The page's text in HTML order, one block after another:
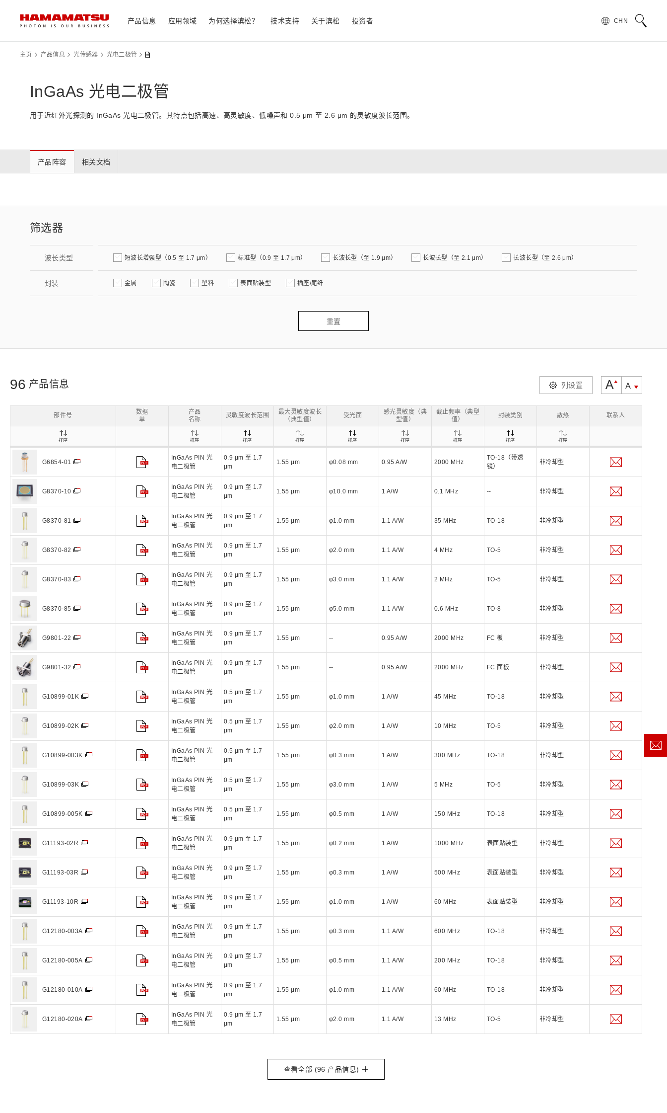
产品信息 应用领域 为何选择滨松？ 技术支持 关于滨松 投资者 CHN
产品信息
光传感器
相机
系统/仪器
生命科学和医疗系统
应用领域
医疗
消费电子产品
技术支持
关于滨松
滨松中国
投资者
致个人投资者
主页 产品信息 光传感器 光电二极管
InGaAs 光电二极管
用于近红外光探测的 InGaAs 光电二极管。其特点包括高速、高灵敏度、低噪声和 0.5 μm 至 2.6 μm 的灵敏度波长范围。
产品阵容 相关文档
筛选器
波长类型 短波长增强型（0.5 至 1.7 μm） 标准型（0.9 至 1.7 μm） 长波长型（至 1.9 μm） 长波长型（至 2.1 μm） 长波长型（至 2.6 μm）
封装 金属 陶瓷 塑料 表面贴装型 插座/尾纤
重置
96 产品信息 列设置
G6854-01
InGaAs PIN 光
电二极管
0.9 μm 至 1.7
μm
1.55 μm φ0.08 mm 0.95 A/W 2000 MHz
TO-18（带透
镜）
非冷却型
G8370-10
InGaAs PIN 光
电二极管
0.9 μm 至 1.7
μm
1.55 μm φ10.0 mm 1 A/W 0.1 MHz -- 非冷却型
G8370-81
InGaAs PIN 光
电二极管
0.9 μm 至 1.7
μm
1.55 μm φ1.0 mm 1.1 A/W 35 MHz TO-18 非冷却型
G8370-82
InGaAs PIN 光
电二极管
0.9 μm 至 1.7
μm
1.55 μm φ2.0 mm 1.1 A/W 4 MHz TO-5 非冷却型
G8370-83
InGaAs PIN 光
电二极管
0.9 μm 至 1.7
μm
1.55 μm φ3.0 mm 1.1 A/W 2 MHz TO-5 非冷却型
G8370-85
InGaAs PIN 光
电二极管
0.9 μm 至 1.7
μm
1.55 μm φ5.0 mm 1.1 A/W 0.6 MHz TO-8 非冷却型
G9801-22
InGaAs PIN 光
电二极管
0.9 μm 至 1.7
μm
1.55 μm -- 0.95 A/W 2000 MHz FC 板 非冷却型
G9801-32
InGaAs PIN 光
电二极管
0.9 μm 至 1.7
μm
1.55 μm -- 0.95 A/W 2000 MHz FC 面板 非冷却型
G10899-01K
InGaAs PIN 光
电二极管
0.5 μm 至 1.7
μm
1.55 μm φ1.0 mm 1 A/W 45 MHz TO-18 非冷却型
G10899-02K
InGaAs PIN 光
电二极管
0.5 μm 至 1.7
μm
1.55 μm φ2.0 mm 1 A/W 10 MHz TO-5 非冷却型
G10899-003K
InGaAs PIN 光
电二极管
0.5 μm 至 1.7
μm
1.55 μm φ0.3 mm 1 A/W 300 MHz TO-18 非冷却型
G10899-03K
InGaAs PIN 光
电二极管
0.5 μm 至 1.7
μm
1.55 μm φ3.0 mm 1 A/W 5 MHz TO-5 非冷却型
G10899-005K
InGaAs PIN 光
电二极管
0.5 μm 至 1.7
μm
1.55 μm φ0.5 mm 1 A/W 150 MHz TO-18 非冷却型
G11193-02R
InGaAs PIN 光
电二极管
0.9 μm 至 1.7
μm
1.55 μm φ0.2 mm 1 A/W 1000 MHz 表面贴装型 非冷却型
G11193-03R
InGaAs PIN 光
电二极管
0.9 μm 至 1.7
μm
1.55 μm φ0.3 mm 1 A/W 500 MHz 表面贴装型 非冷却型
G11193-10R
InGaAs PIN 光
电二极管
0.9 μm 至 1.7
μm
1.55 μm φ1.0 mm 1 A/W 60 MHz 表面贴装型 非冷却型
G12180-003A
InGaAs PIN 光
电二极管
0.9 μm 至 1.7
μm
1.55 μm φ0.3 mm 1.1 A/W 600 MHz TO-18 非冷却型
G12180-005A
InGaAs PIN 光
电二极管
0.9 μm 至 1.7
μm
1.55 μm φ0.5 mm 1.1 A/W 200 MHz TO-18 非冷却型
G12180-010A
InGaAs PIN 光
电二极管
0.9 μm 至 1.7
μm
1.55 μm φ1.0 mm 1.1 A/W 60 MHz TO-18 非冷却型
G12180-020A
InGaAs PIN 光
电二极管
0.9 μm 至 1.7
μm
1.55 μm φ2.0 mm 1.1 A/W 13 MHz TO-5 非冷却型
部件号
数据
单
产品
名称
灵敏度波长范围
最大灵敏度波长
（典型值）
受光面
感光灵敏度（典
型值）
截止频率（典型
值）
封装类别 散热 联系人
排序 排序 排序 排序 排序 排序 排序 排序 排序
查看全部 (96 产品信息)